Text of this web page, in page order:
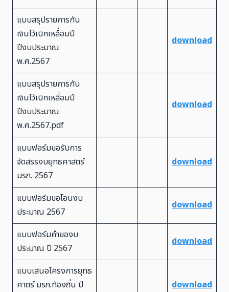
แบบสรุปรายการกัน
เงินไว้เบิกเหลื่อมปี
ปีงบประมาณ
พ.ศ.2567
download
แบบสรุปรายการกัน
เงินไว้เบิกเหลี่อมปี
ปีงบประมาณ
พ.ศ.2567.pdf
download
แบบฟอร์มขอรับการ
จัดสรรงบยุทธศาสตร์
มรภ. 2567
download
แบบฟอร์มขอโอนงบ
ประมาณ 2567
download
แบบฟอร์มคำของบ
ประมาณ ปี 2567
download
แบบเสนอโครงการยุทธ
ศาตร์ มรภ.ท้องถิ่น ปี
download